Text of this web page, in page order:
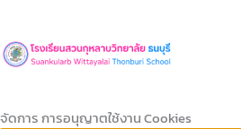
จัดการ การอนุญาตใช้งาน Cookies
จำเป็น
สถิติ
content